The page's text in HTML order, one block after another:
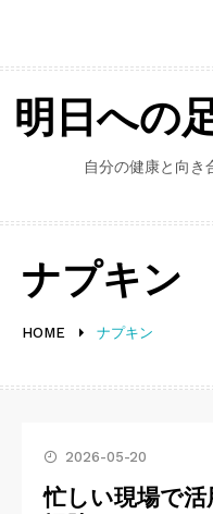
content
明日への
自分の健康と向き
HOME ナプキン
ナプキン
2026-05-20
忙しい現場で